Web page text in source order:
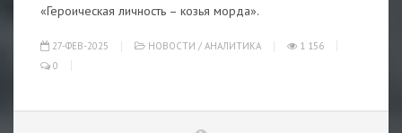
«Героическая личность – козья морда».
27-ФЕВ-2025 НОВОСТИ / АНАЛИТИКА
1 156
0